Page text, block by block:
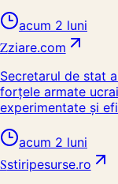
acum 2 luni
Zziare.com
Secretarul de stat
forțele armate
experimentate și
acum 2 luni
Sstiripesurse.ro